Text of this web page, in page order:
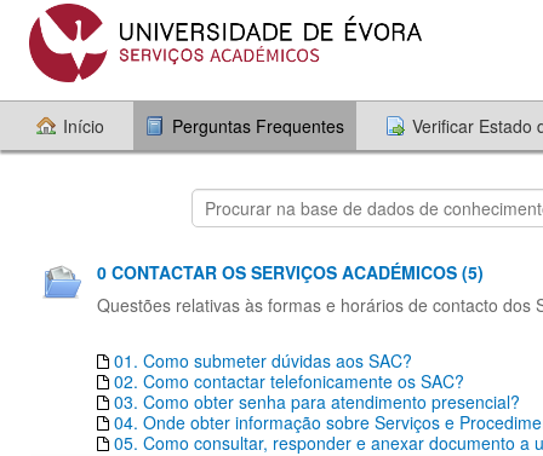
Início Perguntas Frequentes Verificar Estado
0 CONTACTAR OS SERVIÇOS ACADÉMICOS (5)
Questões relativas às formas e horários de contacto dos
01. Como submeter dúvidas aos SAC?
02. Como contactar telefonicamente os SAC?
03. Como obter senha para atendimento presencial?
04. Onde obter informação sobre Serviços e
05. Como consultar, responder e anexar documento a